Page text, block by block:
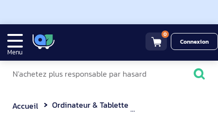
Menu
0
Connexion
Accueil Ordinateur & Tablette